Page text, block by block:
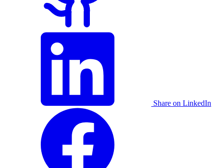
Share on LinkedIn